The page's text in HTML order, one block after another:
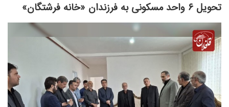
تحویل ۶ واحد مسکونی به فرزندان «خانه فرشتگان»